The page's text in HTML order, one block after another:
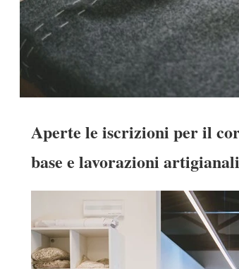
Aperte le iscrizioni per il
base e lavorazioni